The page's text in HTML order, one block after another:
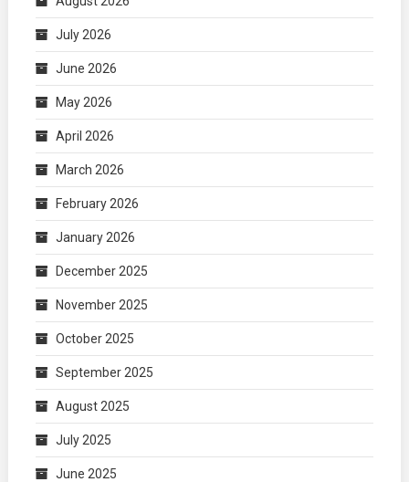
July 2026
June 2026
May 2026
April 2026
March 2026
February 2026
January 2026
December 2025
November 2025
October 2025
September 2025
August 2025
July 2025
June 2025